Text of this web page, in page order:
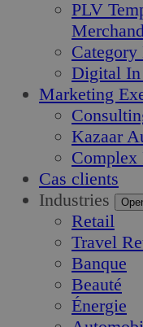
PLV
Category
Digital In
Marketing
Kazaar
Complex
Cas clients
Industries
Retail
Travel
Banque
Beauté
Énergie